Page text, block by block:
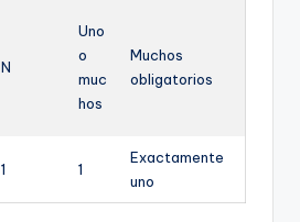
N
Uno
o
muc
hos
Muchos
obligatorios
1 1
Exactamente
uno